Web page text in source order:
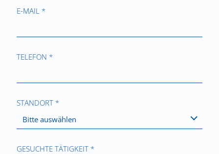
E-MAIL *
TELEFON *
STANDORT *
Bitte auswählen
GESUCHTE TÄTIGKEIT *